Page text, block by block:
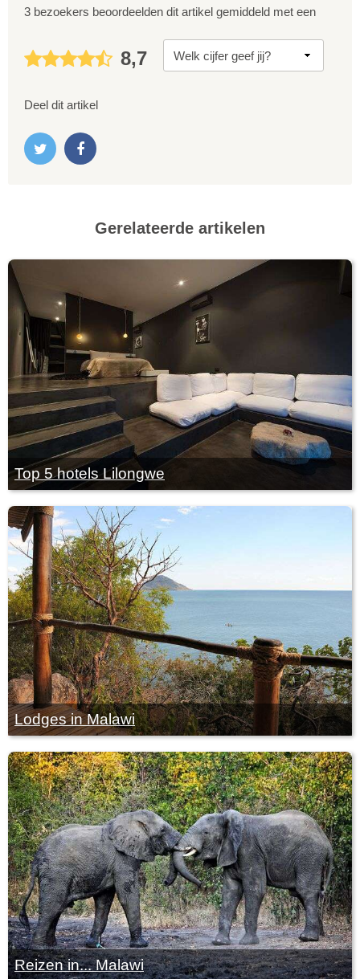
3 bezoekers beoordeelden dit artikel gemiddeld met een
8,7
Deel dit artikel
Gerelateerde artikelen
Top 5 hotels Lilongwe
Lodges in Malawi
Reizen in... Malawi